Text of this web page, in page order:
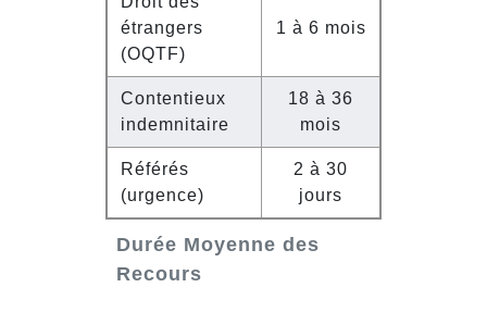
Durée Moyenne des
Recours
étrangers
(OQTF)
1 à 6 mois
Contentieux
indemnitaire
18 à 36
mois
Référés
(urgence)
2 à 30
jours